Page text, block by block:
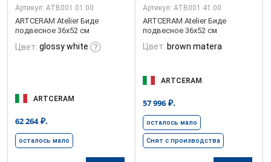
Артикул: ATB001 01 00
ARTCERAM Atelier Биде
подвесное 36х52 см
Цвет: glossy white
ARTCERAM
62 264₽.
осталось мало
Артикул: ATB001 41 00
ARTCERAM Atelier Биде
подвесное 36х52 см
Цвет: brown matera
ARTCERAM
57 996 ₽.
осталось мало
Снят с производства